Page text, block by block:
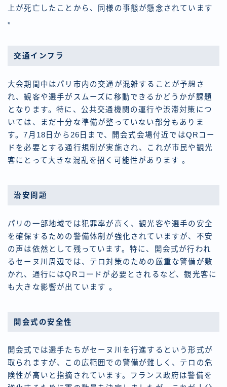
上が死亡したことから、同様の事態が懸念されています
。
交通インフラ
大会期間中はパリ市内の交通が混雑することが予想さ
れ、観客や選手がスムーズに移動できるかどうかが課題
となります。特に、公共交通機関の運行や渋滞対策につ
いては、まだ十分な準備が整っていない部分もありま
す。7月18日から26日まで、開会式会場付近ではQRコー
ドを必要とする通行規制が実施され、これが市民や観光
客にとって大きな混乱を招く可能性があります 。
治安問題
パリの一部地域では犯罪率が高く、観光客や選手の安全
を確保するための警備体制が強化されていますが、不安
の声は依然として残っています。特に、開会式が行われ
るセーヌ川周辺では、テロ対策のための厳重な警備が敷
かれ、通行にはQRコードが必要とされるなど、観光客に
も大きな影響が出ています 。
開会式の安全性
開会式では選手たちがセーヌ川を行進するという形式が
取られますが、この広範囲での警備が難しく、テロの危
険性が高いと指摘されています。フランス政府は警備を